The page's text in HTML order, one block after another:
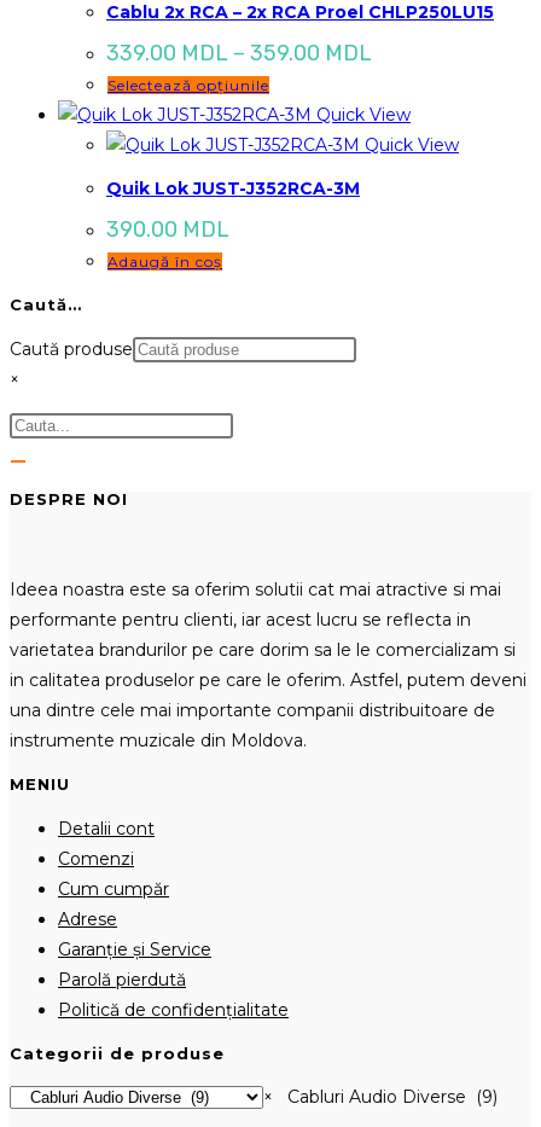
Cablu 2x RCA – 2x RCA Proel CHLP250LU15
339.00 MDL – 359.00 MDL
339.00 MDL
până
la
Selectează opțiunile
produs
are
multe
alese
Quick View
Quick View
Quik Lok JUST-J352RCA-3M
390.00 MDL
Adaugă în coș
Caută…
Caută produse
×
DESPRE NOI
Ideea noastra este sa oferim solutii cat mai atractive si mai
performante pentru clienti, iar acest lucru se reflecta in
varietatea brandurilor pe care dorim sa le le comercializam si
in calitatea produselor pe care le oferim. Astfel, putem deveni
una dintre cele mai importante companii distribuitoare de
instrumente muzicale din Moldova.
MENIU
Detalii cont
Comenzi
Cum cumpăr
Adrese
Garanție și Service
Parolă pierdută
Politică de confidențialitate
Categorii de produse
× Cabluri Audio Diverse (9)